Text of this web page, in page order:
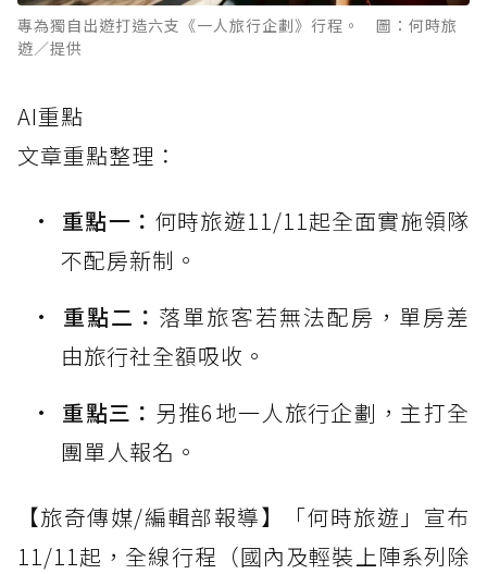
專為獨自出遊打造六支《一人旅行企劃》行程。 圖：何時旅
遊／提供
AI重點
文章重點整理：
重點一： 何時旅遊11/11起全面實施領隊
不配房新制。
重點二： 落單旅客若無法配房，單房差
由旅行社全額吸收。
重點三： 另推6地一人旅行企劃，主打全
團單人報名。
【旅奇傳媒/編輯部報導】「何時旅遊」宣布
11/11起，全線行程（國內及輕裝上陣系列除